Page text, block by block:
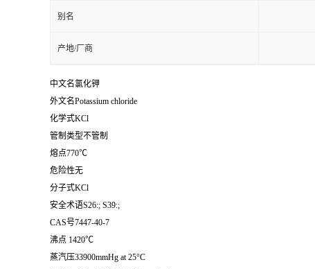
别名
产地/厂商
中文名氯化钾
外文名Potassium chloride
化学式KCl
管制类型不管制
熔点770℃
危险性无
分子式KCl
安全术语S26:; S39:;
CAS号7447-40-7
沸点 1420℃
蒸汽压33900mmHg at 25°C